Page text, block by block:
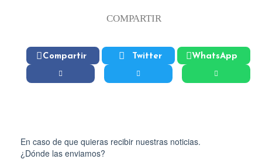
COMPARTIR
Compartir Twitter WhatsApp